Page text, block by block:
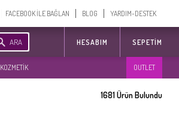
FACEBOOK İLE BAĞLAN BLOG YARDIM-DESTEK
ARA HESABIM SEPETIM
KOZMETİK OUTLET
1681Ürün Bulundu